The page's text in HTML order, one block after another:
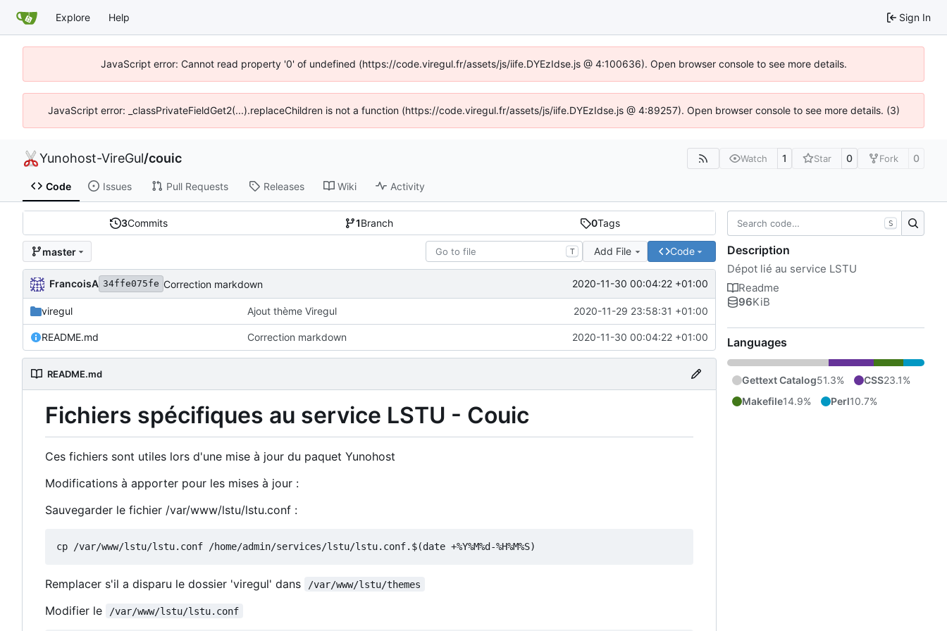
Explore Help Sign In
JavaScript error: Cannot read property '0' of undefined (https://code.viregul.fr/assets/js/iife.DYEzIdse.js @ 4:100636). Open browser console to see more details.
JavaScript error: _classPrivateFieldGet2(...).replaceChildren is not a function (https://code.viregul.fr/assets/js/iife.DYEzIdse.js @ 4:89257). Open browser console to see more details. (3)
Yunohost-VireGul/couic Watch 1 Star 0 Fork 0
Code Issues Pull Requests Releases Wiki Activity
3Commits 1Branch 0Tags
master T Add File Code
FrancoisA 34ffe075fe Correction markdown 2020-11-30 00:04:22 +01:00
viregul Ajout thème Viregul 2020-11-29 23:58:31 +01:00
README.md Correction markdown 2020-11-30 00:04:22 +01:00
README.md
Fichiers spécifiques au service LSTU - Couic
Ces fichiers sont utiles lors d'une mise à jour du paquet Yunohost
Modifications à apporter pour les mises à jour :
Sauvegarder le fichier /var/www/lstu/lstu.conf :
Remplacer s'il a disparu le dossier 'viregul' dans /var/www/lstu/themes
Modifier le /var/www/lstu/lstu.conf
S
Description
Dépot lié au service LSTU
Readme
96KiB
Languages
Gettext Catalog51.3% CSS23.1%
Makefile14.9% Perl10.7%